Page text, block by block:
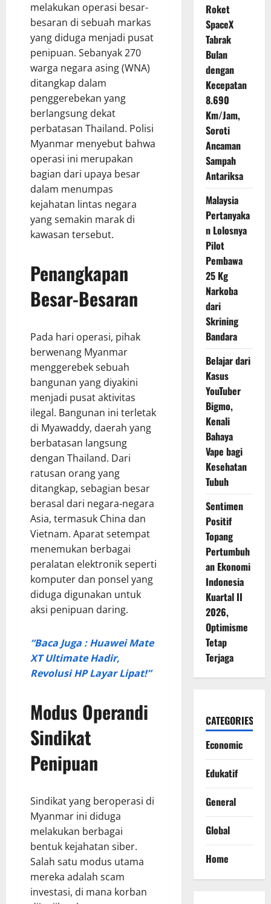
melakukan operasi besar-
besaran di sebuah markas
yang diduga menjadi pusat
penipuan. Sebanyak 270
warga negara asing (WNA)
ditangkap dalam
penggerebekan yang
berlangsung dekat
perbatasan Thailand. Polisi
Myanmar menyebut bahwa
operasi ini merupakan
bagian dari upaya besar
dalam menumpas
kejahatan lintas negara
yang semakin marak di
kawasan tersebut.
Penangkapan
Besar-Besaran
Pada hari operasi, pihak
berwenang Myanmar
menggerebek sebuah
bangunan yang diyakini
menjadi pusat aktivitas
ilegal. Bangunan ini terletak
di Myawaddy, daerah yang
berbatasan langsung
dengan Thailand. Dari
ratusan orang yang
ditangkap, sebagian besar
berasal dari negara-negara
Asia, termasuk China dan
Vietnam. Aparat setempat
menemukan berbagai
peralatan elektronik seperti
komputer dan ponsel yang
diduga digunakan untuk
aksi penipuan daring.
“Baca Juga : Huawei Mate
XT Ultimate Hadir,
Revolusi HP Layar Lipat!”
Modus Operandi
Sindikat
Penipuan
Sindikat yang beroperasi di
Myanmar ini diduga
melakukan berbagai
bentuk kejahatan siber.
Salah satu modus utama
mereka adalah scam
investasi, di mana korban
Roket
SpaceX
Tabrak
Bulan
dengan
Kecepatan
8.690
Km/Jam,
Soroti
Ancaman
Sampah
Antariksa
Malaysia
Pertanyaka
n Lolosnya
Pilot
Pembawa
25 Kg
Narkoba
dari
Skrining
Bandara
Belajar dari
Kasus
YouTuber
Bigmo,
Kenali
Bahaya
Vape bagi
Kesehatan
Tubuh
Sentimen
Positif
Topang
Pertumbuh
an Ekonomi
Indonesia
Kuartal II
2026,
Optimisme
Tetap
Terjaga
CATEGORIES
Economic
Edukatif
General
Global
Home